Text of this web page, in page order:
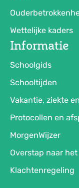
Wettelijke kaders
Informatie
Schoolgids
Schooltijden
Vakantie, ziekte
Protocollen en
MorgenWijzer
Overstap naar
Klachtenregeling